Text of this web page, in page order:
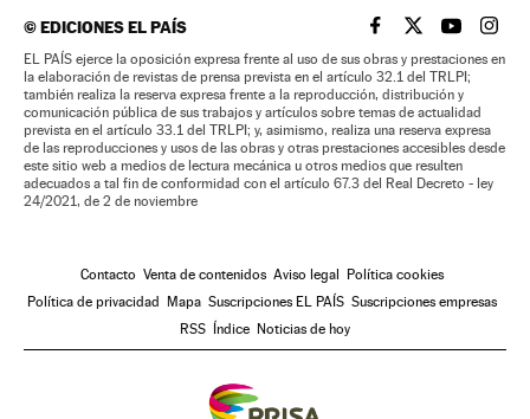
©EDICIONES EL PAÍS EL PAÍS BRASIL EN
EL PAÍSEL PAÍS
EL
EL PAÍS ejerce la oposición expresa frente al uso de sus obras y prestaciones en
la elaboración de revistas de prensa prevista en el artículo 32.1 del TRLPI;
también realiza la reserva expresa frente a la reproducción, distribución y
comunicación pública de sus trabajos y artículos sobre temas de actualidad
prevista en el artículo 33.1 del TRLPI; y, asimismo, realiza una reserva expresa
de las reproducciones y usos de las obras y otras prestaciones accesibles desde
este sitio web a medios de lectura mecánica u otros medios que resulten
adecuados a tal fin de conformidad con el artículo 67.3 del Real Decreto - ley
24/2021, de 2 de noviembre
Contacto Venta de contenidos Aviso legal Política cookies
Política de privacidad Mapa Suscripciones EL PAÍS Suscripciones empresas
RSS Índice Noticias de hoy